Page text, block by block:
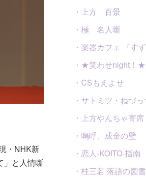
・NHK新
」と人情噺
・上方 百景
・極 名人噺
・楽器カフェ 『す
・★笑わせnight！★
・CSもえよせ
・サトミツ・ねづ
・上方やんちゃ寄席
・嗚呼、成金の壁
・恋人-KOITO-指南
・桂三若 落語の図